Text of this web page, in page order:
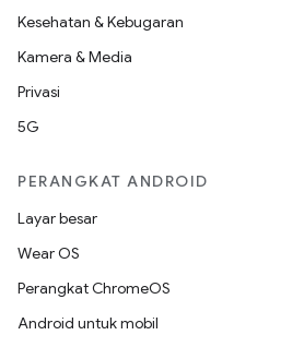
Kesehatan & Kebugaran
Kamera & Media
Privasi
5G
PERANGKAT ANDROID
Layar besar
Wear OS
Perangkat ChromeOS
Android untuk mobil